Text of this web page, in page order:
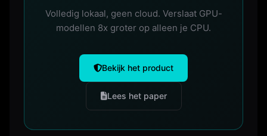
Volledig lokaal, geen cloud. Verslaat GPU-
modellen 8x groter op alleen je CPU.
Bekijk het product
Lees het paper